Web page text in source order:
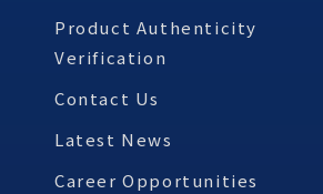
Product Authenticity
Verification
Contact Us
Latest News
Career Opportunities